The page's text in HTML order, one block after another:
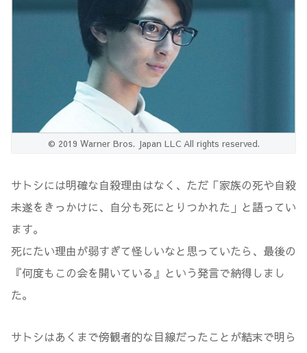
© 2019 Warner Bros. Japan LLC All rights reserved.
サトシには明確な自殺理由はなく、ただ「家族の死や自殺
未遂をきっかけに、自分も死にとりつかれた」と語ってい
ます。
死にたい理由が弱すぎて怪しいなと思っていたら、最後の
『何度もこの会を開いている』という発言で納得しまし
た。
サトシはあくまで傍観者的な目線だったことが結末で明ら